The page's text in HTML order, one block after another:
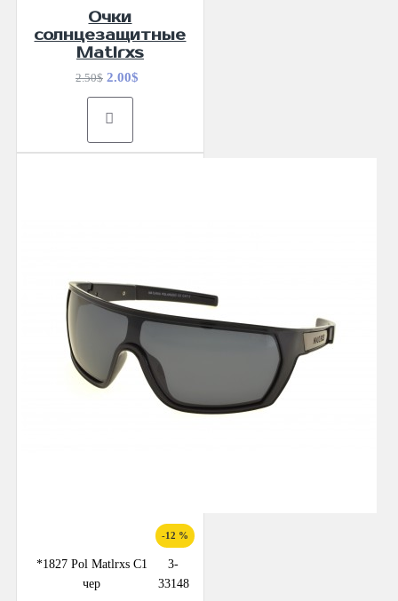
Очки
солнцезащитные
Matlrxs
2.50$ 2.00$
-12 %
*1827 Pol Matlrxs С1
чер
3-
33148